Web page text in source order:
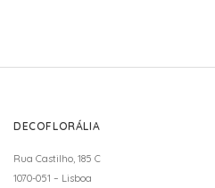
DECOFLORÁLIA
Rua Castilho, 185 C
1070-051 – Lisboa